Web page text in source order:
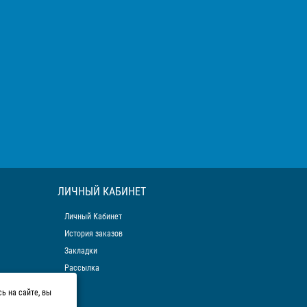
ЛИЧНЫЙ КАБИНЕТ
Личный Кабинет
История заказов
Закладки
Рассылка
на сайте, вы